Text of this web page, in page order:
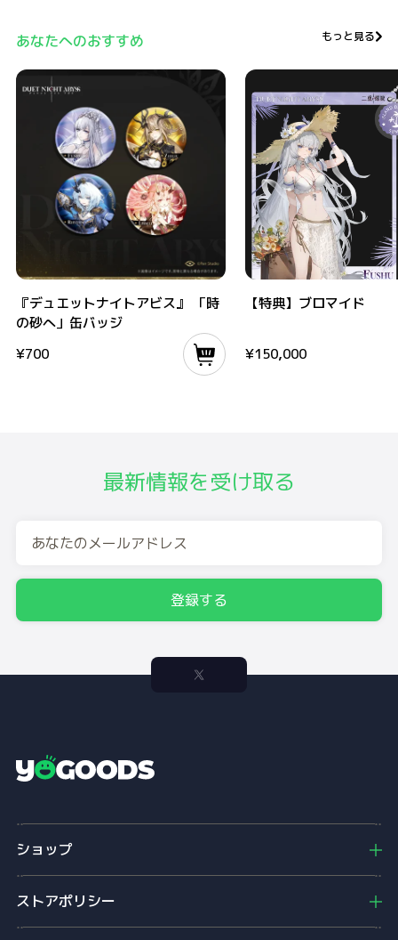
あなたへのおすすめ もっと見る
『デュエットナイトアビス』 「時
の砂へ」缶バッジ
¥700
【特典】ブロマイド
¥150,000
最新情報を受け取る
登録する
g
oショップ
ストアポリシー